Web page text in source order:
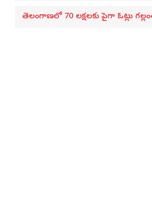
తెలంగాణలో 70 లక్షలకు పైగా ఓట్లు